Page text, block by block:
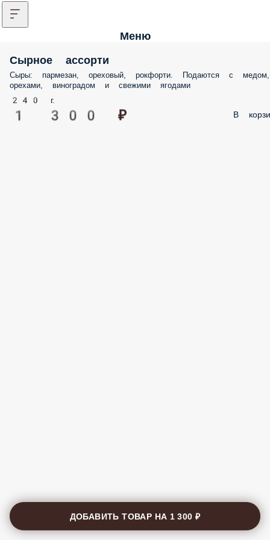
Меню
Сырное ассорти
Сыры: пармезан, ореховый, рокфорти. Подаются с медом,
орехами, виноградом и свежими ягодами
240 г.
1 300 ₽ В
ДОБАВИТЬ ТОВАР НА 1 300 ₽